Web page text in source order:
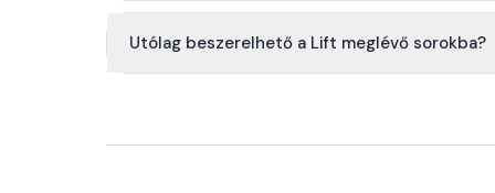
Utólag beszerelhető a Lift meglévő sorokba?